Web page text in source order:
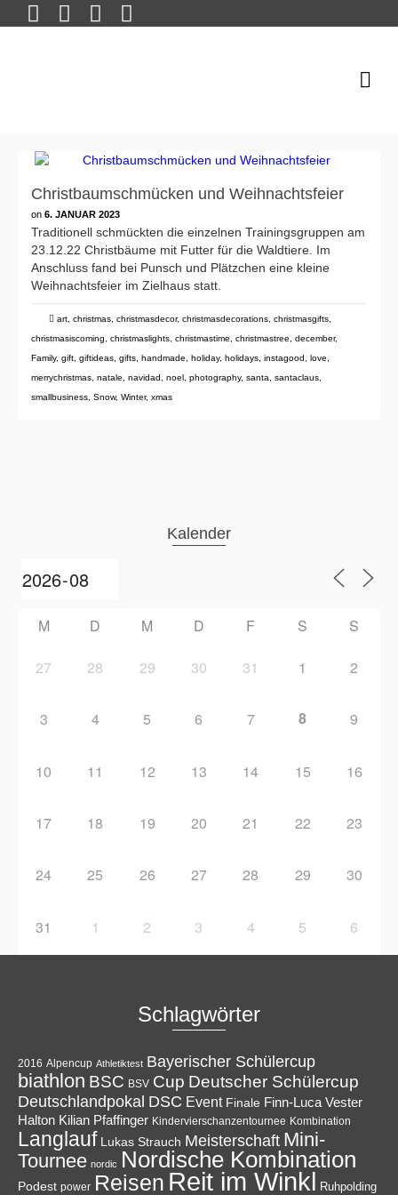
Christbaumschmücken und Weihnachtsfeier
on 6. JANUAR 2023
Traditionell schmückten die einzelnen Trainingsgruppen am
23.12.22 Christbäume mit Futter für die Waldtiere. Im
Anschluss fand bei Punsch und Plätzchen eine kleine
Weihnachtsfeier im Zielhaus statt.
art christmas christmasdecor, christmasdecorations christmasgifts
christmasiscoming
christmaslights christmastime christmastree december,
Family, gift giftideas gifts handmade holiday, holidays instagood love
merrychristmas natale navidad noel photography, santa santaclaus
smallbusiness Snow, Winter, xmas
Kalender
M D M D F S S
27 28 29 30 31 1 2
3 4 5 6 7 8 9
10 11 12 13 14 15 16
17 18 19 20 21 22 23
24 25 26 27 28 29 30
31 1 2 3 4 5 6
Schlagwörter
2016 Alpencup Athletiktest Bayerischer Schülercup
biathlon BSC BSV Cup Deutscher Schülercup
Deutschlandpokal DSC Event Finale Finn-Luca Vester
Halton Kilian Pfaffinger Kindervierschanzentournee Kombination
Langlauf Lukas Strauch Meisterschaft Mini-
Tournee nordic Nordische Kombination
Podest power Reisen Reit im Winkl Ruhpolding